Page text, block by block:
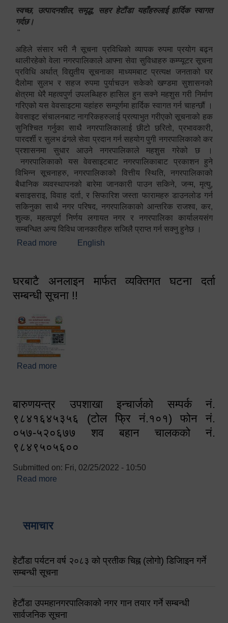
स्वच्छ, उत्पादनशील, समृद्ध, सहर हेटौंडा यहाँहरुलाई हार्दिक स्वागत
गर्दछ।
"
अहिले संसार भरी नै सूचना प्रविधिको व्यापक रुपमा प्रयोग बढ्न
थालीरहेको वेला नगरपालिकाले आफ्ना सेवा सुविधाहरु कम्प्यूटर सूचना
प्रविधि अर्थात् विद्युतीय सूचनाका माध्यमबाट प्रत्यक्ष जनताको घर
दैलोमा सुलभ र सहज रुपमा पुर्याचउन सकेको खण्डमा सुशासनको
क्षेत्रमा धेरै महत्वपुर्ण उपलब्धिहरु हासिल हुन सक्ने महशुस गरी निर्माण
गरिएको यस वेवसाइटमा यहांहरु सम्पूर्णमा हार्दिक स्वागत गर्न चाहन्छौं ।
वेवसाइट संचालनबाट नागरिकहरुलाई प्रत्याभुत गरीएको सूचनाको हक
सुनिश्चित गर्नुका साथै नगरपालिकालाई छीटो छरितो, प्रभावकारी,
पारदर्शी र सुलभ ढंगले सेवा प्रदान गर्न सहयोग पुगी नगरपालिकाको कर
प्रशासनमा सुधार आउने नगरपालिकाले महशुस गरेको छ ।
नगरपालिकाको यस वेवसाइटबाट नगरपालिकाबाट प्रकाशन हुने
विभिन्न सूचनाहरु, नगरपालिकाको वित्तीय स्थिति, नगरपालिकाको
बैधानिक व्यवस्थापनको बारेमा जानकारी पाउन सकिने, जन्म, मृत्यु,
बसाइसराइ, विवाह दर्ता, र सिफारिश जस्ता फारामहरु डाउनलोड गर्न
सकिनुका साथै नगर परिषद, नगरपालिकाको आन्तरिक राजश्व, कर,
शुल्क, महत्वपूर्ण निर्णय लगायत नगर र नगरपालिका कार्यालयसंग
सम्बन्धित अन्य विविध जानकारीहरु सजिलै प्राप्त गर्न सक्नु हुनेछ ।
Read more about स्वागतम!!!
English
घरबाटै अनलाइन मार्फत व्यक्तिगत घटना दर्ता
सम्बन्धी सूचना !!
Read more
बारुणयन्त्र उपशाखा इन्चार्जको सम्पर्क नं.
९८४१६४५३५६ (टोल फ्रि नं.१०१) फोन नं.
०५७-५२०६७७ शव बहान चालकको नं.
९८४९५०५६००
Submitted on: Fri, 02/25/2022 - 10:50
Read more
समाचार
हेटौंडा पर्यटन वर्ष २०८३ को प्रतीक चिह्न (लोगो) डिजिाइन गर्ने
सम्बन्धी सूचना
हेटौंडा उपमहानगरपालिकाको नगर गान तयार गर्ने सम्बन्धी
सार्वजनिक सूचना